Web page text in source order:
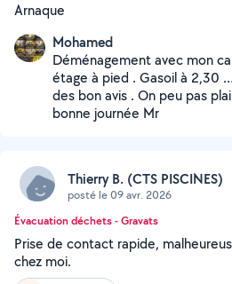
Arnaque
Mohamed
Déménagement avec mon
étage à pied . Gasoil à 2,30
des bon avis . On peu pas
bonne journée Mr
Thierry B. (CTS PISCINES)
posté le 09 avr. 2026
Évacuation déchets - Gravats
Prise de contact rapide,
chez moi.